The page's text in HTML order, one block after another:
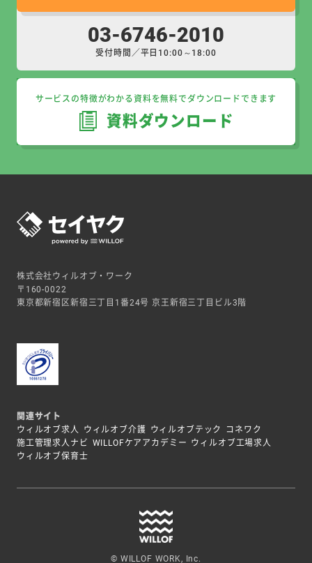
03-6746-2010
受付時間／平日10:00～18:00
サービスの特徴がわかる資料を無料でダウンロードできます
資料ダウンロード
株式会社ウィルオブ・ワーク
〒160-0022
東京都新宿区新宿三丁目1番24号 京王新宿三丁目ビル3階
関連サイト
ウィルオブ求人
ウィルオブ介護 ウィルオブテック
コネワク
施工管理求人ナビ WILLOFケアアカデミー ウィルオブ工場求人
ウィルオブ保育士
© WILLOF WORK, Inc.